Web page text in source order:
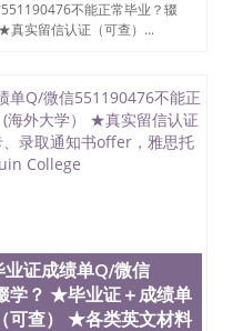
不能正常毕业？辍
实留信认证（可查）...
证成绩单Q/微信
学？ ★毕业证＋成绩单
可查） ★各类英文材料